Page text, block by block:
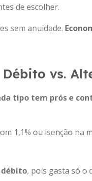
de escolher.
sem anuidade.
vs.
tipo tem prós e
1,1% ou isenção na
débito, pois gasta só o